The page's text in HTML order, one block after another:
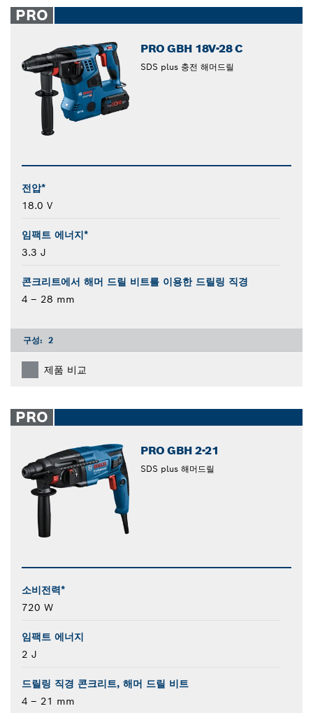
PRO
PRO GBH 18V-28 C
SDS plus 충전 해머드릴
전압*
18.0 V
임팩트 에너지*
3.3 J
콘크리트에서 해머 드릴 비트를 이용한 드릴링 직경
4 – 28 mm
구성: 2
제품 비교
PRO
PRO GBH 2-21
SDS plus 해머드릴
소비전력*
720 W
임팩트 에너지
2 J
드릴링 직경 콘크리트, 해머 드릴 비트
4 – 21 mm